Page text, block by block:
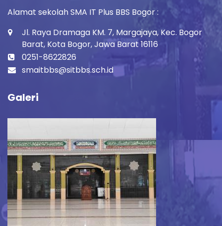
Alamat sekolah SMA IT Plus BBS Bogor :
Jl. Raya Dramaga KM. 7, Margajaya, Kec. Bogor
Barat, Kota Bogor, Jawa Barat 16116
0251-8622826
smaitbbs@sitbbs.sch.id
Galeri